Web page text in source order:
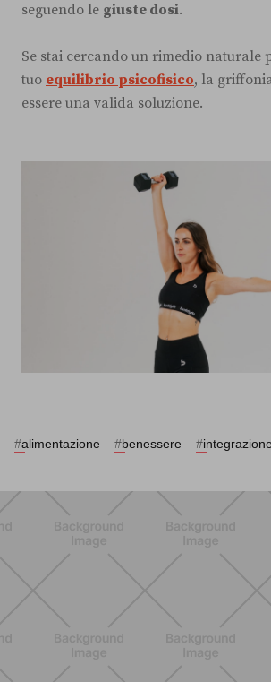
seguendo le giuste dosi.
Se stai cercando un rimedio naturale
tuo equilibrio psicofisico, la
essere una valida soluzione.
#alimentazione #benessere #integrazione